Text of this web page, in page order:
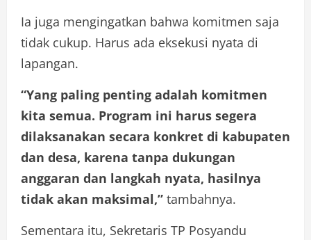
Ia juga mengingatkan bahwa komitmen saja
tidak cukup. Harus ada eksekusi nyata di
lapangan.
“Yang paling penting adalah komitmen
kita semua. Program ini harus segera
dilaksanakan secara konkret di kabupaten
dan desa, karena tanpa dukungan
anggaran dan langkah nyata, hasilnya
tidak akan maksimal,” tambahnya.
Sementara itu, Sekretaris TP Posyandu